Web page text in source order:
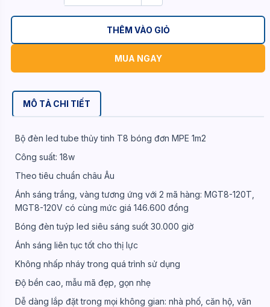
THÊM VÀO GIỎ
MUA NGAY
MÔ TẢ CHI TIẾT
Bộ đèn led tube thủy tinh T8 bóng đơn MPE 1m2
Công suất: 18w
Theo tiêu chuẩn châu Âu
Ánh sáng trắng, vàng tương ứng với 2 mã hàng: MGT8-120T,
MGT8-120V có cùng mức giá 146.600 đồng
Bóng đèn tuýp led siêu sáng suốt 30.000 giờ
Ánh sáng liên tục tốt cho thị lực
Không nhấp nháy trong quá trình sử dụng
Độ bền cao, mẫu mã đẹp, gọn nhẹ
Dễ dàng lắp đặt trong mọi không gian: nhà phố, căn hộ, văn